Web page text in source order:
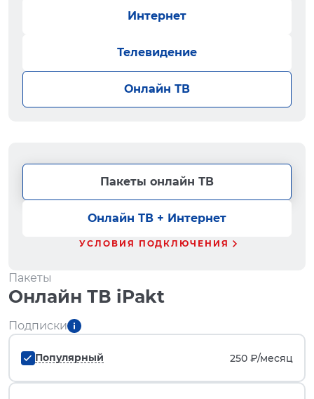
Интернет
Телевидение
Онлайн ТВ
Пакеты онлайн ТВ
Онлайн ТВ + Интернет
УСЛОВИЯ ПОДКЛЮЧЕНИЯ
Пакеты
Онлайн ТВ iPakt
Подписки
Популярный 250 ₽/месяц